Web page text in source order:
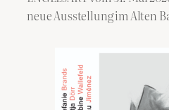
neue Ausstellung im Alten